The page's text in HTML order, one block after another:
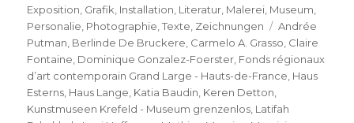
am
Exposition Grafik Installation Literatur Malerei Museum
Personalie Photographie ,Texte Zeichnungen Schlagwörter
Andrée
Putman Berlinde De Bruckere Carmelo A. Grasso Claire
Fontaine Dominique Gonzalez-Foerster Fonds régionaux
d’art contemporain Grand Large - Hauts-de-France Haus
Esterns Haus Lange Katia Baudin Keren Detton
Kunstmuseen Krefeld - Museum grenzenlos Latifah